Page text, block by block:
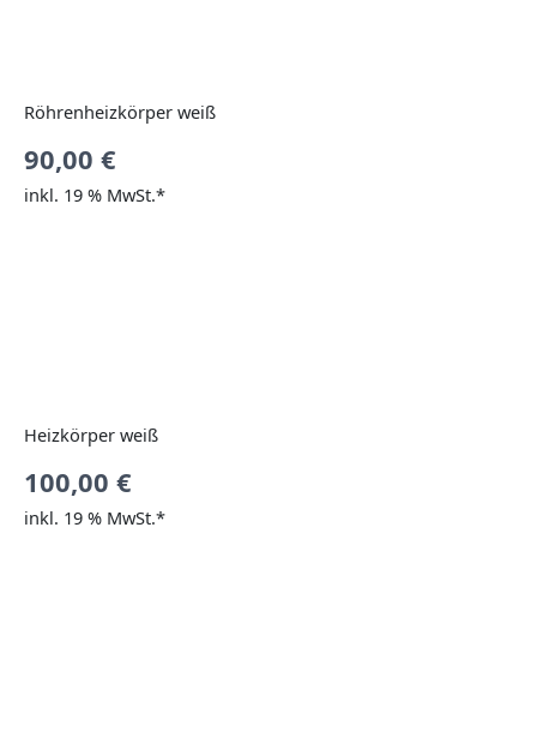
Röhrenheizkörper weiß
90,00 €
inkl. 19 % MwSt.*
Heizkörper weiß
100,00 €
inkl. 19 % MwSt.*